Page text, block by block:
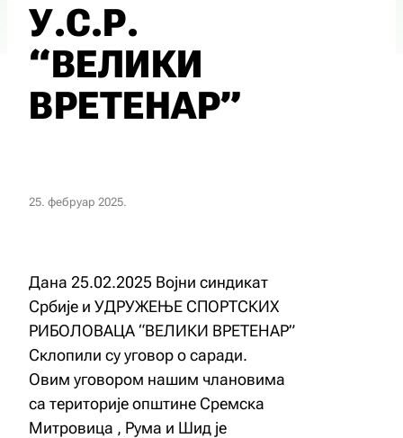
У.С.Р.
“ВЕЛИКИ
ВРЕТЕНАР”
25. фебруар 2025.
Дана 25.02.2025 Војни синдикат
Србије и УДРУЖЕЊЕ СПОРТСКИХ
РИБОЛОВАЦА “ВЕЛИКИ ВРЕТЕНАР”
Склопили су уговор о саради.
Овим уговором нашим члановима
са територије општине Сремска
Митровица , Рума и Шид је